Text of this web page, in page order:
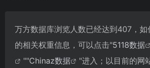
万方数据库浏览人数已经达到407，
的相关权重信息，可以点击"5118数据
""Chinaz数据
"进入；以目前的网